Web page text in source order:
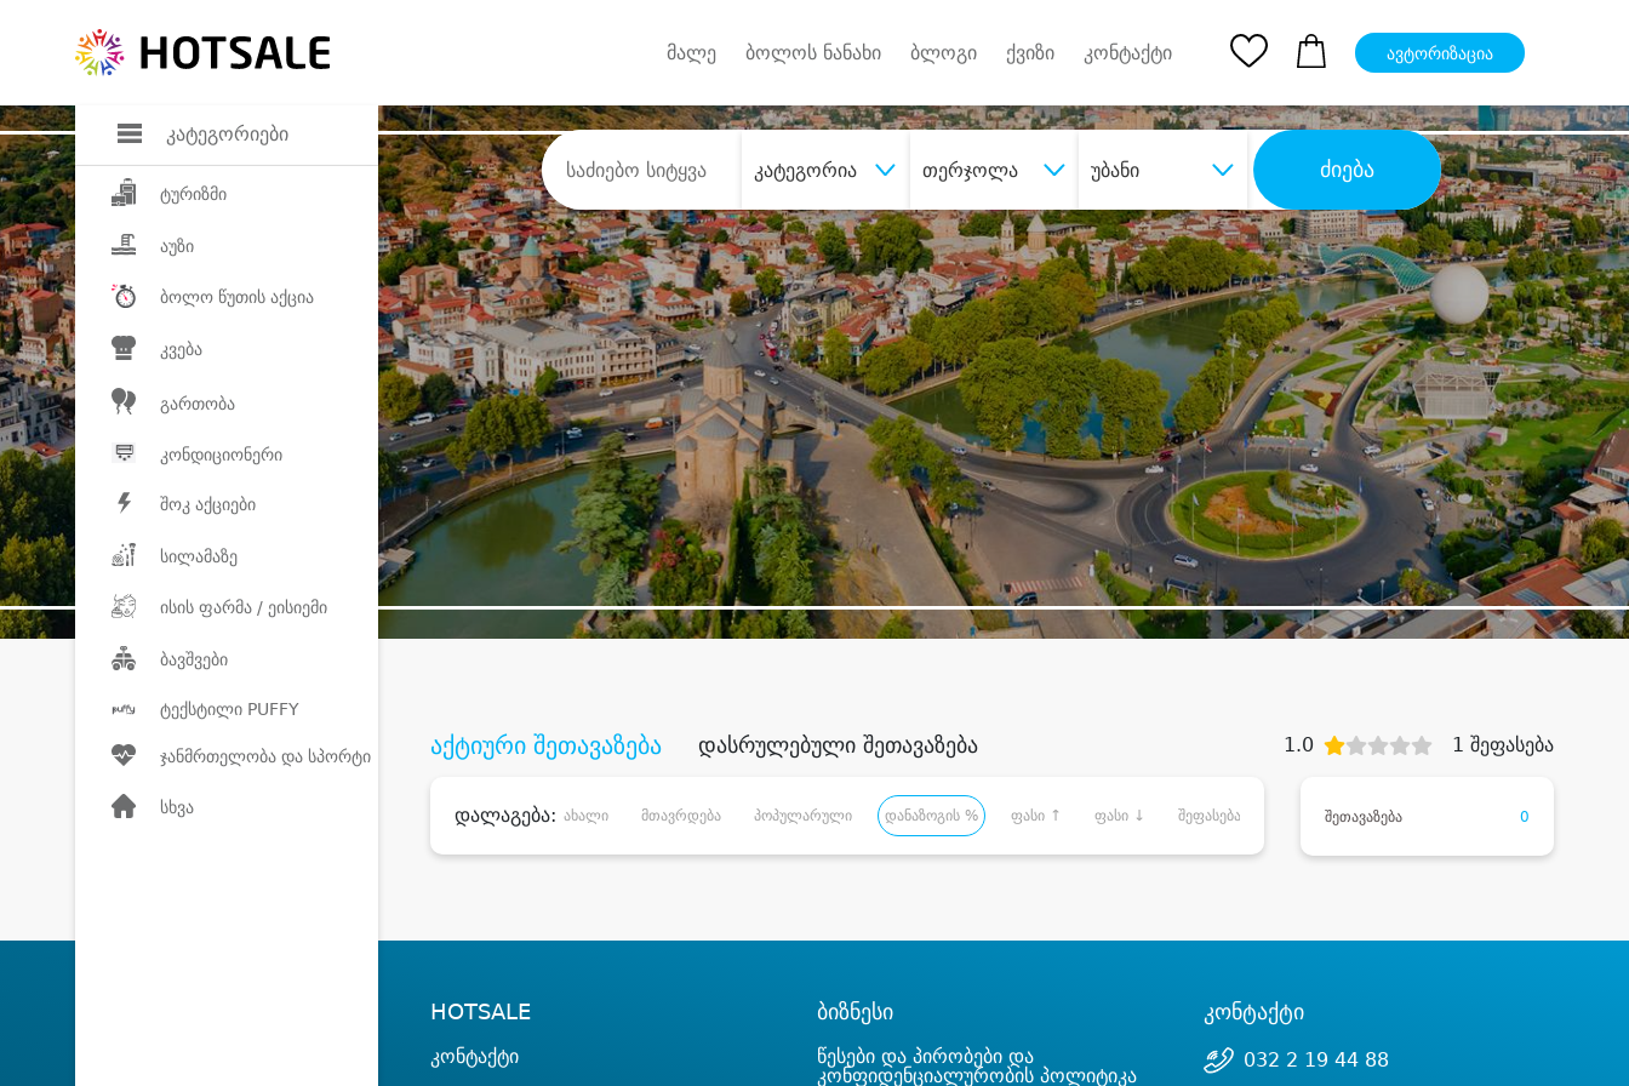
კატეგორიები
ტურიზმი
აუზი
ბოლო წუთის აქცია
კვება
გართობა
კონდიციონერი
შოკ აქციები
სილამაზე
ისის ფარმა / ეისიემი
ბავშვები
ტექსტილი PUFFY
ჯანმრთელობა და სპორტი
სხვა
მალე ბოლოს ნანახი ბლოგი ქვიზი კონტაქტი ავტორიზაცია
კატეგორია თერჯოლა უბანი ძიება
შეიძინესასურველი მომსახურებადიდი დანაზოგით
აქტიური შეთავაზება დასრულებული შეთავაზება 1.0 1 შეფასება
დალაგება: ახალი მთავრდება პოპულარული დანაზოგის % ფასი ↑ ფასი ↓ შეფასება შეთავაზება 0
HOTSALE
კონტაქტი
ბიზნესი
წესები და პირობები და
კონფიდენციალურობის პოლიტიკა
კონტაქტი
032 2 19 44 88